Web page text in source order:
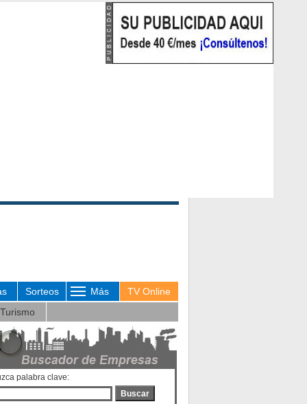
Sorteos Más
TV Online
Turismo
palabra clave:
Buscar